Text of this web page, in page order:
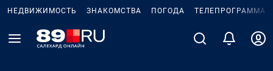
НЕДВИЖИМОСТЬ ЗНАКОМСТВА ПОГОДА ТЕЛЕПРОГРАММА